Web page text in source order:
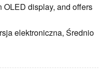
OLED display, and offers
elektroniczna, Średnio